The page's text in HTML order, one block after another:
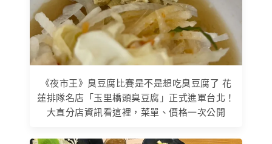
《夜市王》臭豆腐比賽是不是想吃臭豆腐了 花
蓮排隊名店「玉里橋頭臭豆腐」正式進軍台北！
大直分店資訊看這裡，菜單、價格一次公開